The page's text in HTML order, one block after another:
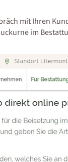
mit Ihren
im